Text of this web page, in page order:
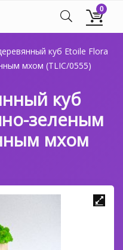
0
куб Etoile Flora
мхом (TLIC/0555)
куб
зеленым
мхом